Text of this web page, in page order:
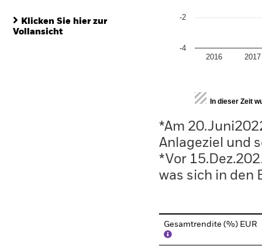
Klicken Sie hier zur
Vollansicht
2016 2017
-4
-2
End of interactive chart.
In dieser Zeit
*Am
Anlageziel und
*Vor
was sich in den
Gesamtrendite (%) EUR